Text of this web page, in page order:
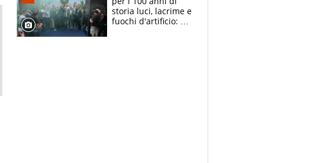
storia luci, lacrime e
fuochi d'artificio: De